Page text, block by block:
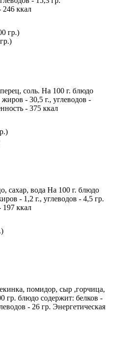
246 ккал
соль. На 100 г. блюдо
- 30,5 г., углеводов -
- 375 ккал
сахар, вода На 100 г. блюдо
- 1,2 г., углеводов - 4,5 гр.
197 ккал
помидор, сыр ,горчица,
гр. блюдо содержит: белков -
- 26 гр. Энергетическая